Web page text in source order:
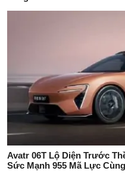
Avatr 06T Lộ Diện Trước
Sức Mạnh 955 Mã Lực